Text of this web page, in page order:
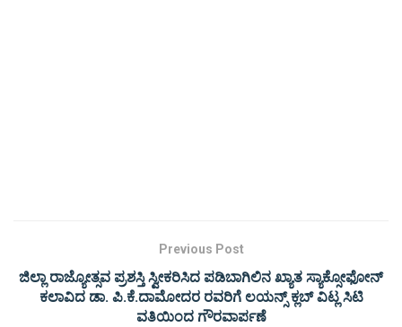
Previous Post
ಜಿಲ್ಲಾ ರಾಜ್ಯೋತ್ಸವ ಪ್ರಶಸ್ತಿ ಸ್ವೀಕರಿಸಿದ ಪಡಿಬಾಗಿಲಿನ ಖ್ಯಾತ ಸ್ಯಾಕ್ಸೋಫೋನ್
ಕಲಾವಿದ ಡಾ. ಪಿ.ಕೆ.ದಾಮೋದರ ರವರಿಗೆ ಲಯನ್ಸ್ ಕ್ಲಬ್ ವಿಟ್ಲ ಸಿಟಿ
ವತಿಯಿಂದ ಗೌರವಾರ್ಪಣೆ